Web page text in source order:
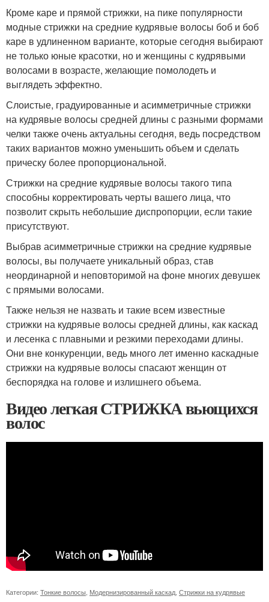
Кроме каре и прямой стрижки, на пике популярности
модные стрижки на средние кудрявые волосы боб и боб
каре в удлиненном варианте, которые сегодня выбирают
не только юные красотки, но и женщины с кудрявыми
волосами в возрасте, желающие помолодеть и
выглядеть эффектно.
Слоистые, градуированные и асимметричные стрижки
на кудрявые волосы средней длины с разными формами
челки также очень актуальны сегодня, ведь посредством
таких вариантов можно уменьшить объем и сделать
прическу более пропорциональной.
Стрижки на средние кудрявые волосы такого типа
способны корректировать черты вашего лица, что
позволит скрыть небольшие диспропорции, если такие
присутствуют.
Выбрав асимметричные стрижки на средние кудрявые
волосы, вы получаете уникальный образ, став
неординарной и неповторимой на фоне многих девушек
с прямыми волосами.
Также нельзя не назвать и такие всем известные
стрижки на кудрявые волосы средней длины, как каскад
и лесенка с плавными и резкими переходами длины.
Они вне конкуренции, ведь много лет именно каскадные
стрижки на кудрявые волосы спасают женщин от
беспорядка на голове и излишнего объема.
Видео легкая СТРИЖКА вьющихся
волос
Категории: Тонкие волосы, Модернизированный каскад, Стрижки на кудрявые